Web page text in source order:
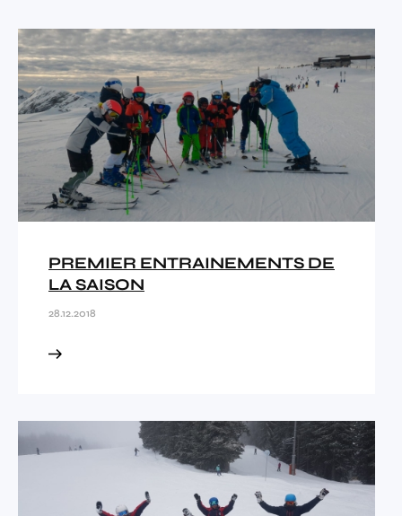
PREMIER ENTRAINEMENTS DE
LA SAISON
28.12.2018